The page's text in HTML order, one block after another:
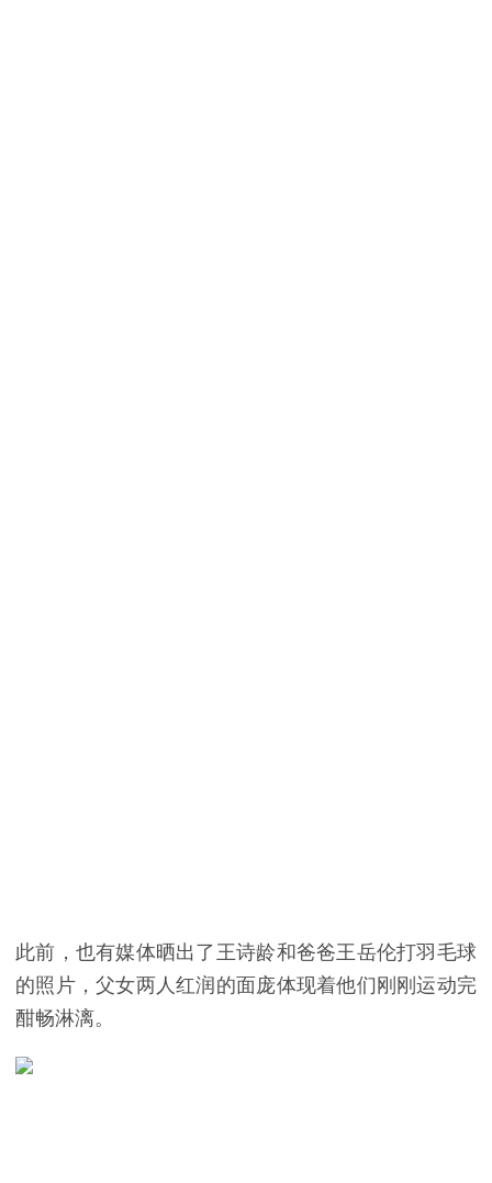
此前，也有媒体晒出了王诗龄和爸爸王岳伦打羽毛球
的照片，父女两人红润的面庞体现着他们刚刚运动完
酣畅淋漓。